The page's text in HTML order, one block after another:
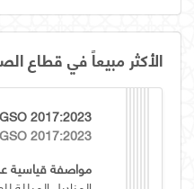
الأكثر مبيعاً في قطاع
2017:2023
GSO 2017:2023
مواصفة قياسية